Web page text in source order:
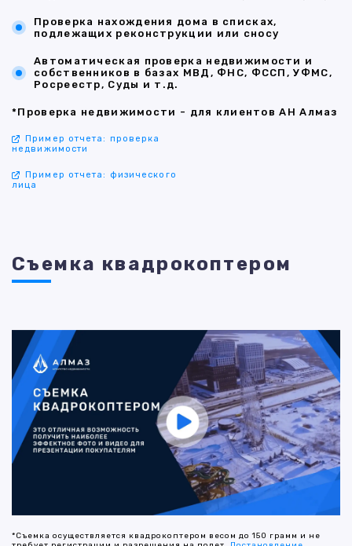
Проверка нахождения дома в списках,
подлежащих реконструкции или сносу
Автоматическая проверка недвижимости и
собственников в базах МВД, ФНС, ФССП, УФМС,
Росреестр, Суды и т.д.
*Проверка недвижимости - для клиентов АН Алмаз
Пример отчета: проверка
недвижимости
Пример отчета: физического
лица
Съемка квадрокоптером
*Съемка осуществляется квадрокоптером весом до 150 грамм и не